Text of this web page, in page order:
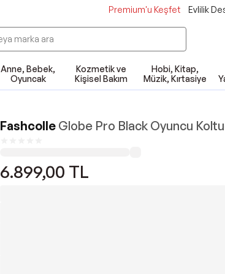
Premium'u Keşfet Evlilik
Anne, Bebek,
Oyuncak
Kozmetik ve
Kişisel Bakım
Hobi, Kitap,
Müzik, Kırtasiye
Fashcolle Globe Pro Black Oyuncu
6.899,00 TL